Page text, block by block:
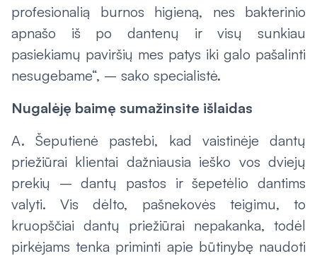
profesionalią burnos higieną, nes bakterinio
apnašo iš po dantenų ir visų sunkiau
pasiekiamų paviršių mes patys iki galo pašalinti
nesugebame“, – sako specialistė.
Nugalėję baimę sumažinsite išlaidas
A. Šeputienė pastebi, kad vaistinėje dantų
priežiūrai klientai dažniausia ieško vos dviejų
prekių – dantų pastos ir šepetėlio dantims
valyti. Vis dėlto, pašnekovės teigimu, to
kruopščiai dantų priežiūrai nepakanka, todėl
pirkėjams tenka priminti apie būtinybę naudoti